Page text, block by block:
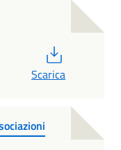
Scarica